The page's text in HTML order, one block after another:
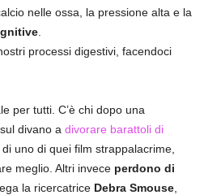
nelle ossa, la pressione alta e la
processi digestivi, facendoci
per tutti. C’è chi dopo una
divano a divorare barattoli di
di uno di quei film strappalacrime,
meglio. Altri invece perdono di
la ricercatrice Debra Smouse